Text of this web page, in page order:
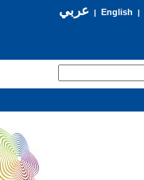
عربي| English |